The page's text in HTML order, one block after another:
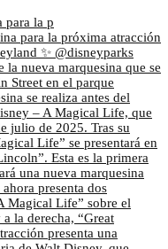
para la p